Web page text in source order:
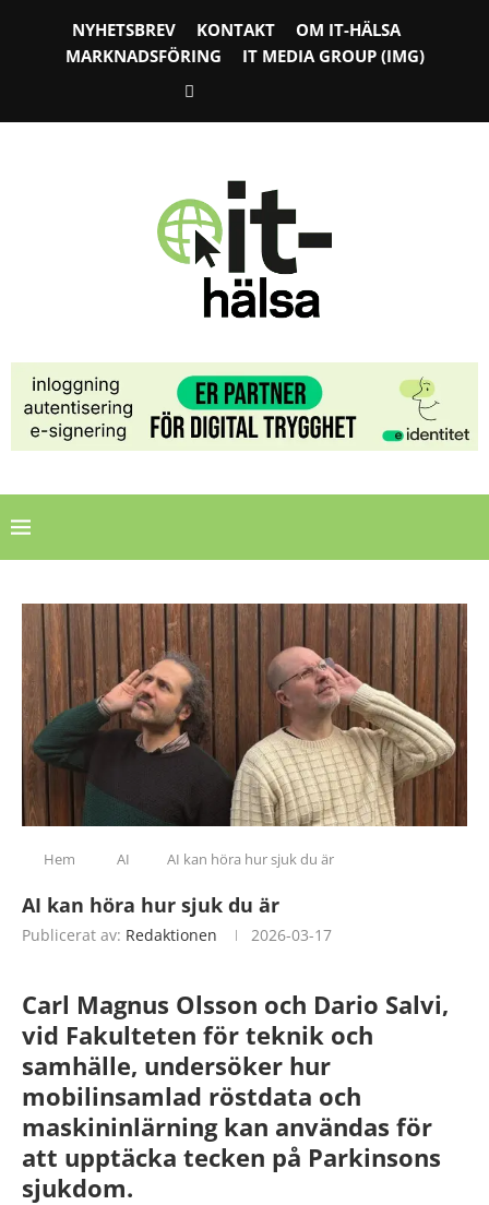
NYHETSBREV KONTAKT
OM IT-HÄLSA
MARKNADSFÖRING
IT MEDIA GROUP (IMG)
Hem AI AI kan höra hur sjuk du är
AI kan höra hur sjuk du är
Publicerat av: Redaktionen 2026-03-17
Carl Magnus Olsson och Dario Salvi,
vid Fakulteten för teknik och
samhälle, undersöker hur
mobilinsamlad röstdata och
maskininlärning kan användas för
att upptäcka tecken på Parkinsons
sjukdom.